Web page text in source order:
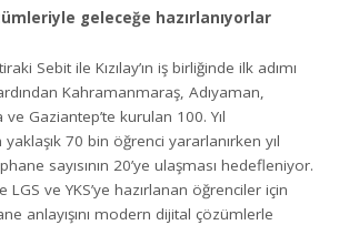
geleceğe hazırlanıyorlar
Sebit ile Kızılay’ın iş birliğinde ilk adımı
Kahramanmaraş, Adıyaman,
Gaziantep’te kurulan 100. Yıl
70 bin öğrenci yararlanırken yıl
sayısının 20’ye ulaşması hedefleniyor.
ve YKS’ye hazırlanan öğrenciler için
anlayışını modern dijital çözümlerle